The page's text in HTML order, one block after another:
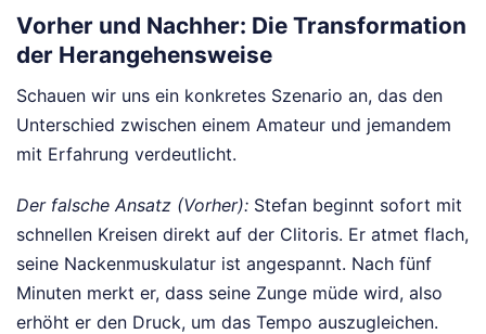
Vorher und Nachher: Die Transformation
der Herangehensweise
Schauen wir uns ein konkretes Szenario an, das den
Unterschied zwischen einem Amateur und jemandem
mit Erfahrung verdeutlicht.
Der falsche Ansatz (Vorher): Stefan beginnt sofort mit
schnellen Kreisen direkt auf der Clitoris. Er atmet flach,
seine Nackenmuskulatur ist angespannt. Nach fünf
Minuten merkt er, dass seine Zunge müde wird, also
erhöht er den Druck, um das Tempo auszugleichen.